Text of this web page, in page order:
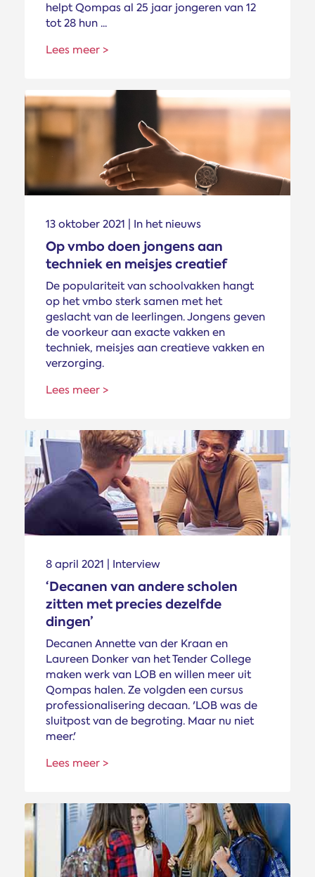
helpt Qompas al 25 jaar jongeren van 12
tot 28 hun ...
Lees meer >
13 oktober 2021 | In het nieuws
Op vmbo doen jongens aan
techniek en meisjes creatief
De populariteit van schoolvakken hangt
op het vmbo sterk samen met het
geslacht van de leerlingen. Jongens geven
de voorkeur aan exacte vakken en
techniek, meisjes aan creatieve vakken en
verzorging.
Lees meer >
8 april 2021 | Interview
‘Decanen van andere scholen
zitten met precies dezelfde
dingen’
Decanen Annette van der Kraan en
Laureen Donker van het Tender College
maken werk van LOB en willen meer uit
Qompas halen. Ze volgden een cursus
professionalisering decaan. 'LOB was de
sluitpost van de begroting. Maar nu niet
meer.'
Lees meer >